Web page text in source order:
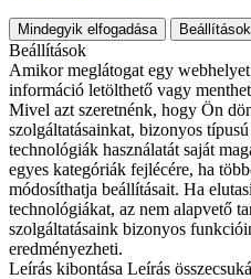
Mindegyik elfogadása Beállítások
Beállítások
Amikor meglátogat egy
információ letölthető vagy
Mivel azt szeretnénk, hogy Ön
szolgáltatásainkat, bizonyos
technológiák használatát saját
egyes kategóriák fejlécére, ha
módosíthatja beállításait. Ha
technológiákat, az nem alapvető
szolgáltatásaink bizonyos
eredményezheti.
Leírás kibontása Leírás